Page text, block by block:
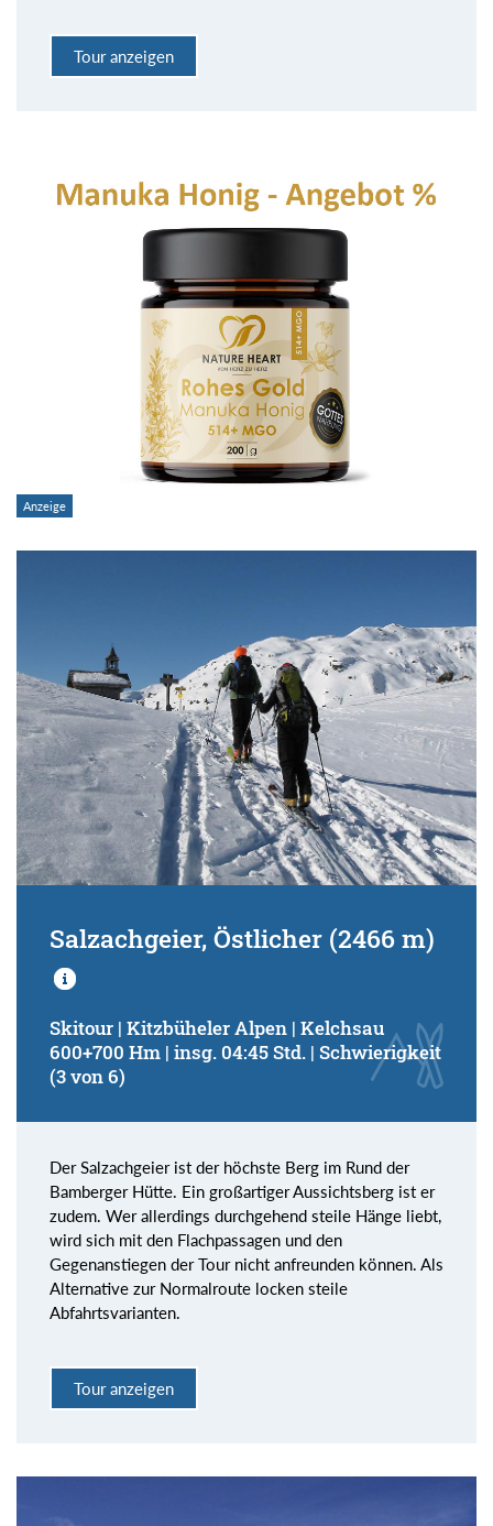
Tour anzeigen
Salzachgeier, Östlicher (2466 m)
Skitour | Kitzbüheler Alpen | Kelchsau
600+700 Hm | insg. 04:45 Std. | Schwierigkeit
(3 von 6)
Der Salzachgeier ist der höchste Berg im Rund der
Bamberger Hütte. Ein großartiger Aussichtsberg ist er
zudem. Wer allerdings durchgehend steile Hänge liebt,
wird sich mit den Flachpassagen und den
Gegenanstiegen der Tour nicht anfreunden können. Als
Alternative zur Normalroute locken steile
Abfahrtsvarianten.
Tour anzeigen